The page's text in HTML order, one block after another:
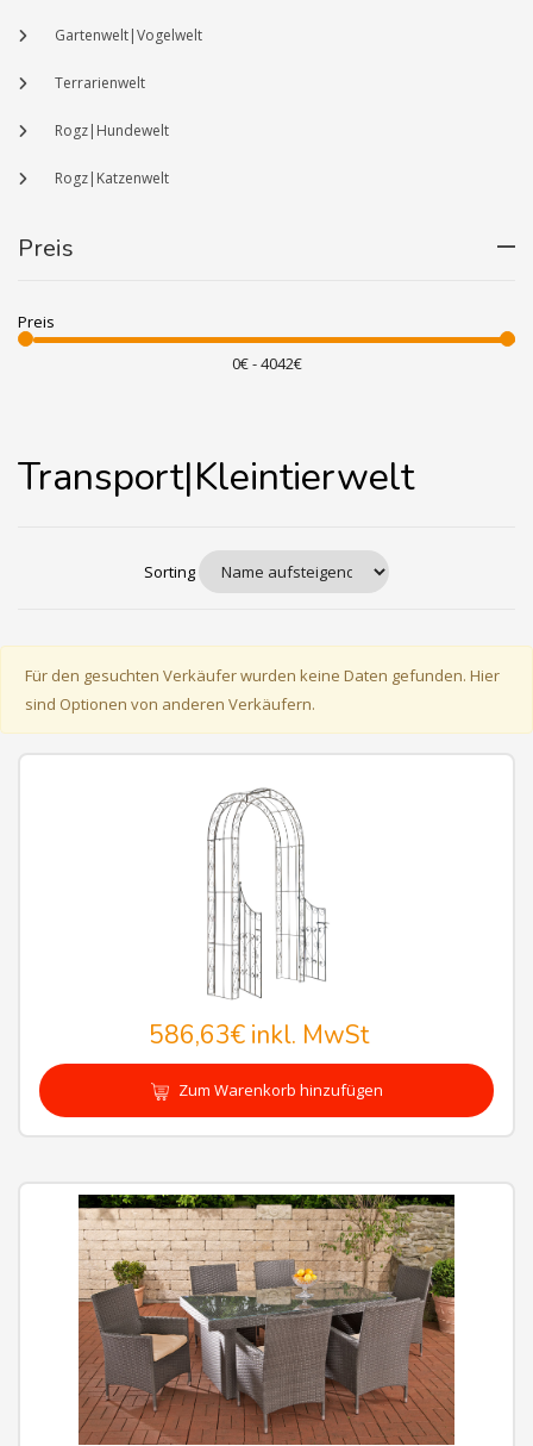
Gartenwelt|Vogelwelt
Terrarienwelt
Rogz|Hundewelt
Rogz|Katzenwelt
Preis
Preis
Transport|Kleintierwelt
Sorting
Für den gesuchten Verkäufer wurden keine Daten gefunden. Hier
sind Optionen von anderen Verkäufern.
586,63€inkl. MwSt
Zum Warenkorb hinzufügen